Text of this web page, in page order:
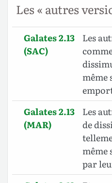
Les « autres
Galates 2.13
(SAC)
Les
même
Galates 2.13
(MAR)
Les
de
même
par